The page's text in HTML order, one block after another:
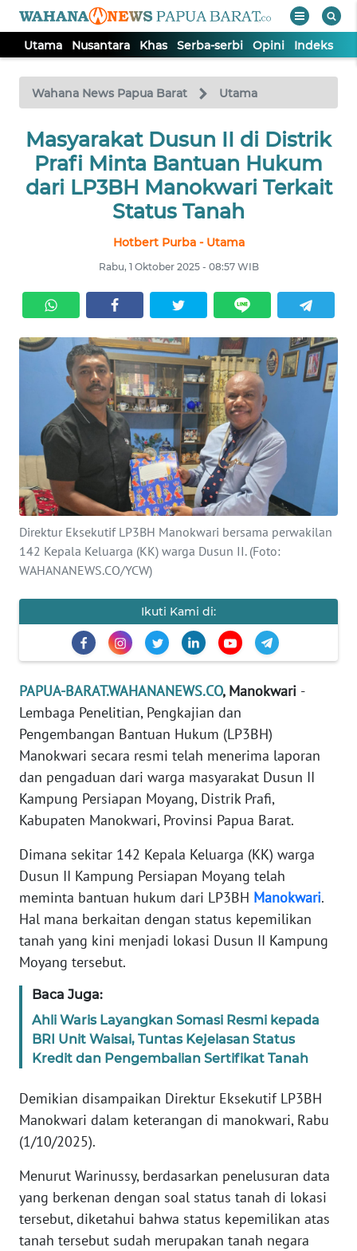
Utama Nusantara Khas Serba-serbi Opini Indeks
Wahana News Papua Barat Utama
Masyarakat Dusun II di Distrik
Prafi Minta Bantuan Hukum
dari LP3BH Manokwari Terkait
Status Tanah
Hotbert Purba - Utama
Rabu, 1 Oktober 2025 - 08:57 WIB
Direktur Eksekutif LP3BH Manokwari bersama perwakilan
142 Kepala Keluarga (KK) warga Dusun II. (Foto:
WAHANANEWS.CO/YCW)
Ikuti Kami di:
PAPUA-BARAT.WAHANANEWS.CO, Manokwari -
Lembaga Penelitian, Pengkajian dan
Pengembangan Bantuan Hukum (LP3BH)
Manokwari secara resmi telah menerima laporan
dan pengaduan dari warga masyarakat Dusun II
Kampung Persiapan Moyang, Distrik Prafi,
Kabupaten Manokwari, Provinsi Papua Barat.
Dimana sekitar 142 Kepala Keluarga (KK) warga
Dusun II Kampung Persiapan Moyang telah
meminta bantuan hukum dari LP3BH Manokwari.
Hal mana berkaitan dengan status kepemilikan
tanah yang kini menjadi lokasi Dusun II Kampung
Moyang tersebut.
Baca Juga:
Ahli Waris Layangkan Somasi Resmi kepada
BRI Unit Waisai, Tuntas Kejelasan Status
Kredit dan Pengembalian Sertifikat Tanah
Demikian disampaikan Direktur Eksekutif LP3BH
Manokwari dalam keterangan di manokwari, Rabu
(1/10/2025).
Menurut Warinussy, berdasarkan penelusuran data
yang berkenan dengan soal status tanah di lokasi
tersebut, diketahui bahwa status kepemilikan atas
tanah tersebut sudah merupakan tanah negara
TV
Tutup
UTAMA
NUSANTARA
SERBI
OPINI
BERITA
KONTAK
KAMI
INFO
IKLAN
PEDOMAN
MEDIA
REDAKSI
KARIR
DISCLAIMER
Wahana
News
Regional
WN
SUMUT
JAKARTA
WN
JABAR
WN
BANTEN
NTT
WN
KEPRI